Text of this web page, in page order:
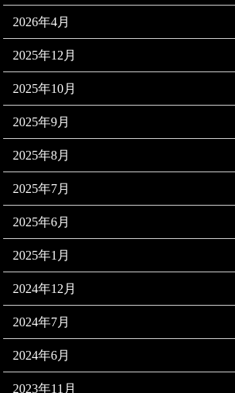
2026年4月
2025年12月
2025年10月
2025年9月
2025年8月
2025年7月
2025年6月
2025年1月
2024年12月
2024年7月
2024年6月
2023年11月